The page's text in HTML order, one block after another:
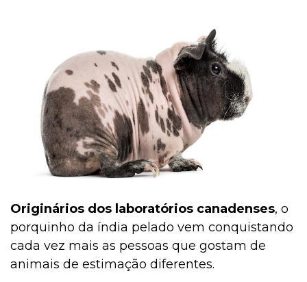
Quiz
Plantas e Flores
Originários dos laboratórios canadenses, o
porquinho da índia pelado vem conquistando
cada vez mais as pessoas que gostam de
animais de estimação diferentes.